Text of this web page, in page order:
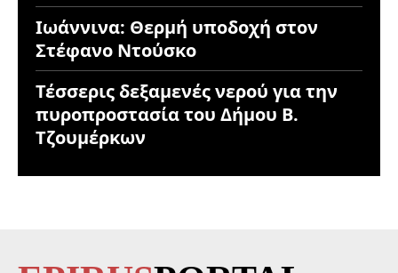
Ιωάννινα: Θερμή υποδοχή στον
Στέφανο Ντούσκο
Τέσσερις δεξαμενές νερού για την
πυροπροστασία του Δήμου Β.
Τζουμέρκων